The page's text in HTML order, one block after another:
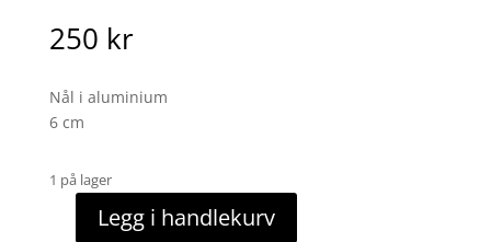
250 kr
Nål i aluminium
6 cm
1 på lager
Brosje/nålLegg i handlekurv